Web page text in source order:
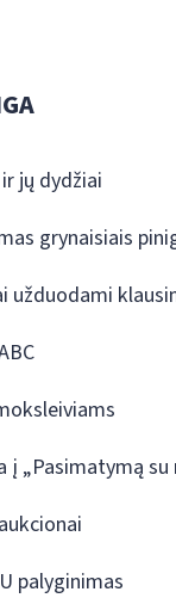
jų dydžiai
grynaisiais
užduodami
į „Pasimatymą
palyginimas